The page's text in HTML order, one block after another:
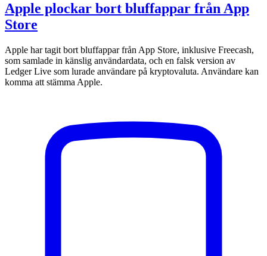
Apple plockar bort bluffappar från App
Store
Apple har tagit bort bluffappar från App Store, inklusive Freecash,
som samlade in känslig användardata, och en falsk version av
Ledger Live som lurade användare på kryptovaluta. Användare kan
komma att stämma Apple.